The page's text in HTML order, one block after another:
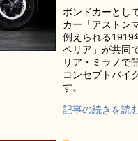
ボンドカーとし
カー「アストン
例えられる1919
ペリア」が共同
リア・ミラノで
コンセプトバイ
す。
記事の続きを読